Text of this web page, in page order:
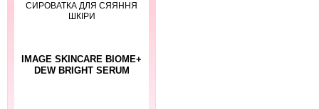
CИРОВАТКА ДЛЯ СЯЯННЯ
ШКІРИ
IMAGE SKINCARE BIOME+
DEW BRIGHT SERUM